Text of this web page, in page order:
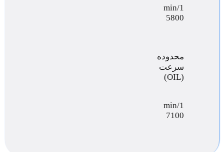
min/1
5800
محدوده
سرعت
(OIL)
min/1
7100